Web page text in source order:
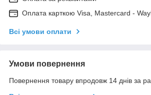
Оплата карткою Visa, Mastercard -
Всі умови оплати
Умови повернення
Повернення товару впродовж 14 днів за